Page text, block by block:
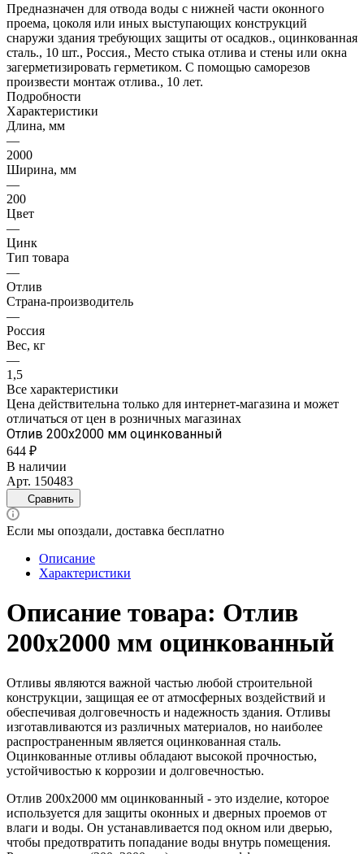
Предназначен для отвода воды с нижней части оконного
проема, цоколя или иных выступающих конструкций
снаружи здания требующих защиты от осадков., оцинкованная
сталь., 10 шт., Россия., Место стыка отлива и стены или окна
загерметизировать герметиком. С помощью саморезов
произвести монтаж отлива., 10 лет.
Подробности
Характеристики
Длина, мм
—
2000
Ширина, мм
—
200
Цвет
—
Цинк
Тип товара
—
Отлив
Страна-производитель
—
Россия
Вес, кг
—
1,5
Все характеристики
Цена действительна только для интернет-магазина и может
отличаться от цен в розничных магазинах
Отлив 200х2000 мм оцинкованный
644 ₽
В наличии
Арт. 150483
Сравнить
Если мы опоздали, доставка бесплатно
Описание
Характеристики
Описание товара: Отлив
200х2000 мм оцинкованный
Отливы являются важной частью любой строительной
конструкции, защищая ее от атмосферных воздействий и
обеспечивая долговечность и надежность здания. Отливы
изготавливаются из различных материалов, но наиболее
распространенным является оцинкованная сталь.
Оцинкованные отливы обладают высокой прочностью,
устойчивостью к коррозии и долговечностью.
Отлив 200х2000 мм оцинкованный - это изделие, которое
используется для защиты оконных и дверных проемов от
влаги и воды. Он устанавливается под окном или дверью,
чтобы предотвратить попадание воды внутрь помещения.